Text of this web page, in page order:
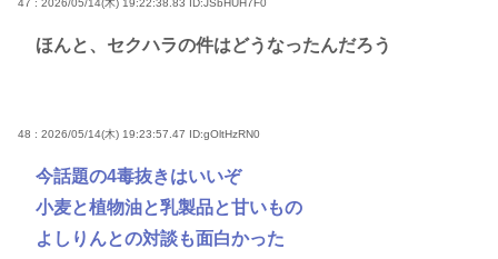
47 : 2026/05/14(木) 19:22:38.83 ID:JSbHUH7F0
ほんと、セクハラの件はどうなったんだろう
48 : 2026/05/14(木) 19:23:57.47 ID:gOltHzRN0
今話題の4毒抜きはいいぞ
小麦と植物油と乳製品と甘いもの
よしりんとの対談も面白かった